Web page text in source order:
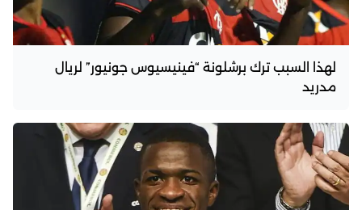
لهذا السبب ترك برشلونة “فينيسيوس جونيور” لريال
مدريد